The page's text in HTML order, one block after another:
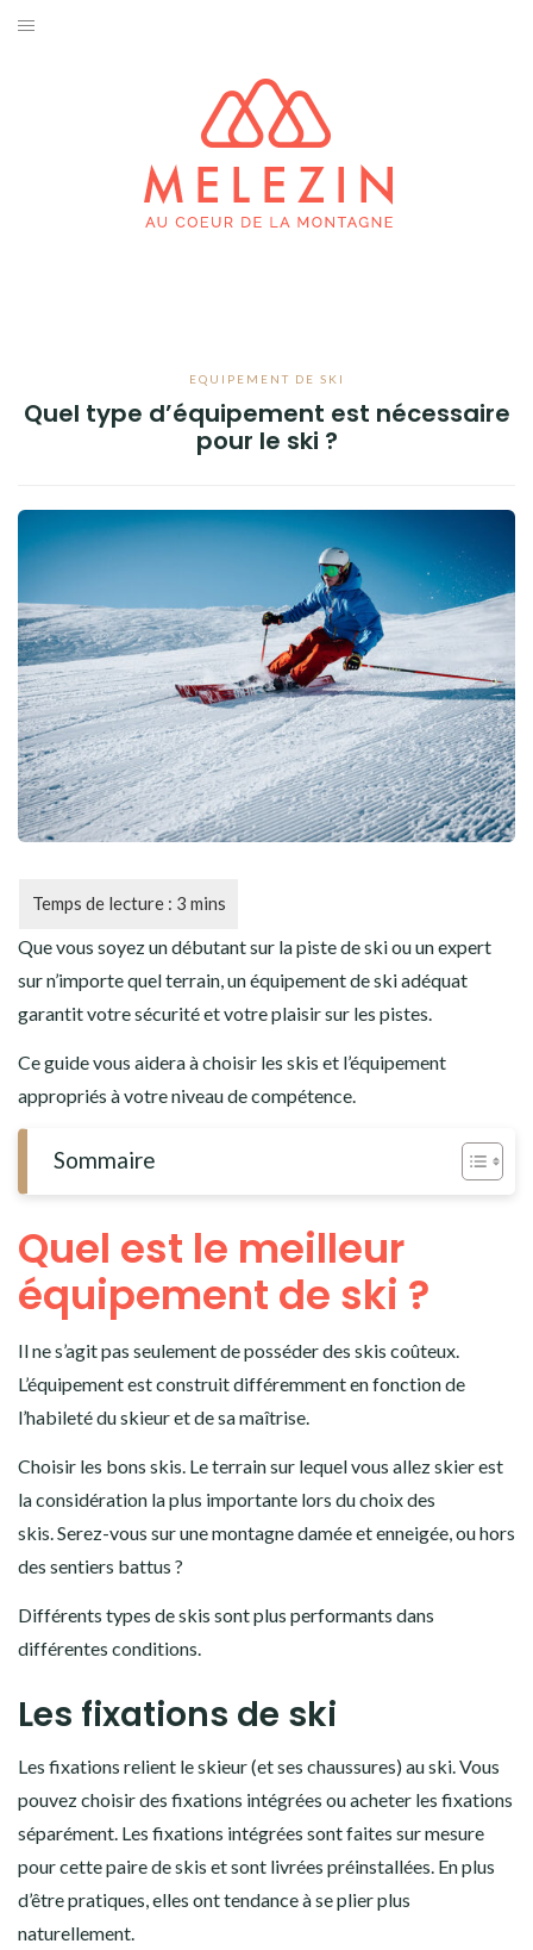
Aller
EQUIPEMENT DE SKI
Quel type d’équipement est nécessaire
pour le ski ?
Que vous soyez un débutant sur la piste de ski ou un expert
sur n’importe quel terrain, un équipement de ski adéquat
garantit votre sécurité et votre plaisir sur les pistes.
Ce guide vous aidera à choisir les skis et l’équipement
appropriés à votre niveau de compétence.
Sommaire
Quel est le meilleur
équipement de ski ?
Il ne s’agit pas seulement de posséder des skis coûteux.
L’équipement est construit différemment en fonction de
l’habileté du skieur et de sa maîtrise.
Choisir les bons skis. Le terrain sur lequel vous allez skier est
la considération la plus importante lors du choix des
skis. Serez-vous sur une montagne damée et enneigée, ou hors
des sentiers battus ?
Différents types de skis sont plus performants dans
différentes conditions.
Les fixations de ski
Les fixations relient le skieur (et ses chaussures) au ski. Vous
pouvez choisir des fixations intégrées ou acheter les fixations
séparément. Les fixations intégrées sont faites sur mesure
pour cette paire de skis et sont livrées préinstallées. En plus
d’être pratiques, elles ont tendance à se plier plus
naturellement.
SPORTS D’HIVER
BIVOUAC
CYCLISME
AUTRES SPORTS